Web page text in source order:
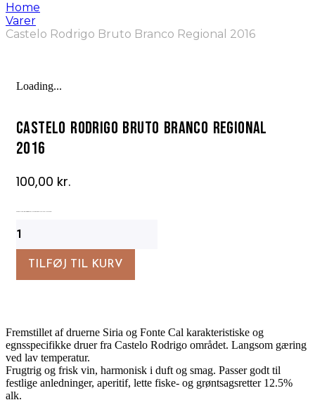
Home
Varer
Castelo Rodrigo Bruto Branco Regional 2016
Loading...
Castelo Rodrigo Bruto Branco Regional
2016
100,00 kr.
Rodrigo
Bruto
BrancoTILFØJ TIL KURV
Fremstillet af druerne Siria og Fonte Cal karakteristiske og
egnsspecifikke druer fra Castelo Rodrigo området. Langsom gæring
ved lav temperatur.
Frugtrig og frisk vin, harmonisk i duft og smag. Passer godt til
festlige anledninger, aperitif, lette fiske- og grøntsagsretter 12.5%
alk.